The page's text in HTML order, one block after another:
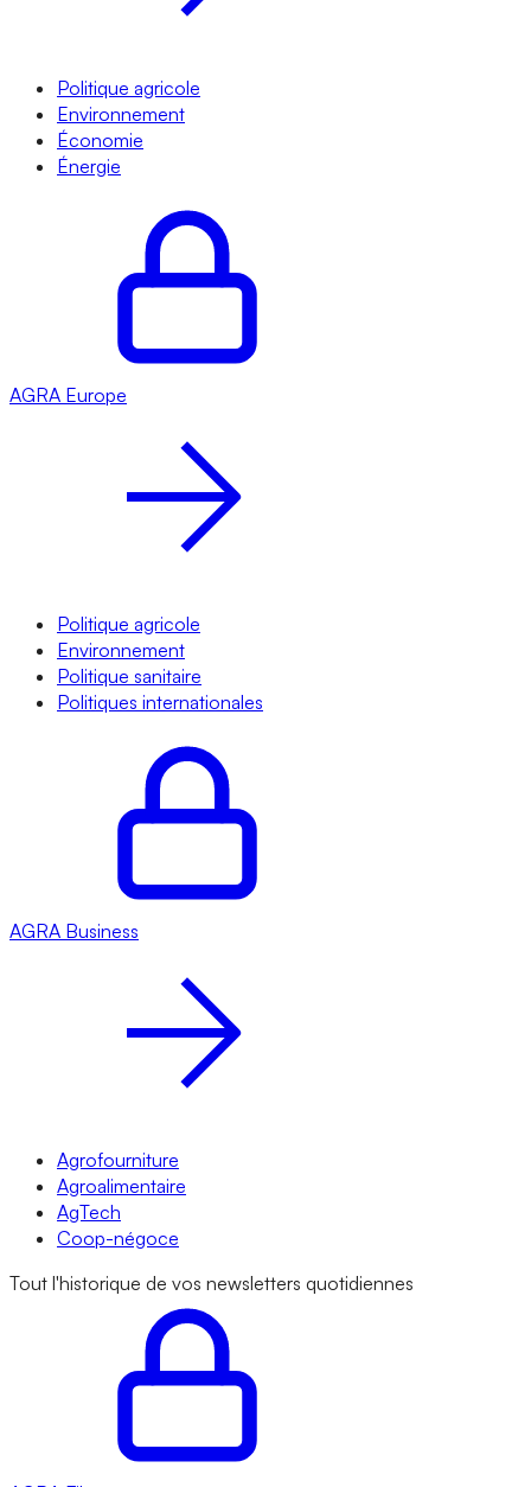
Politique agricole
Environnement
Économie
Énergie
AGRA Europe
Politique agricole
Environnement
Politique sanitaire
Politiques internationales
AGRA Business
Agrofourniture
Agroalimentaire
AgTech
Coop-négoce
Tout l'historique de vos newsletters quotidiennes